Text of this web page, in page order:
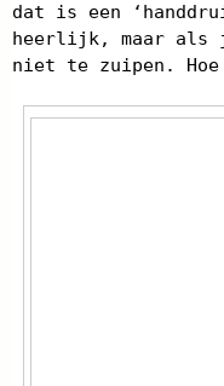
dat is een
heerlijk, maar als
niet te zuipen. Hoe